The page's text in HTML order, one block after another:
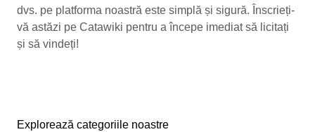
dvs. pe platforma noastră este simplă și sigură. Înscrieți-
vă astăzi pe Catawiki pentru a începe imediat să licitați
și să vindeți!
Explorează categoriile noastre